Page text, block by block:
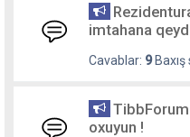
imtahana
Cavablar: 9Baxış
TibbForum
oxuyun !